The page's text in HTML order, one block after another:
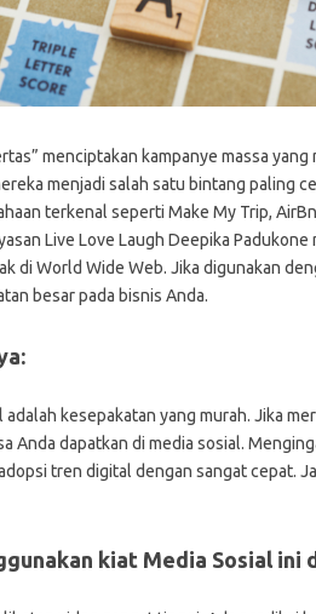
menciptakan kampanye massa
menjadi salah satu bintang paling
terkenal seperti Make My Trip,
Live Love Laugh Deepika
di World Wide Web. Jika digunakan
besar pada bisnis Anda.
kesepakatan yang murah. Jika
Anda dapatkan di media sosial.
tren digital dengan sangat cepat.
kiat Media Sosial ini